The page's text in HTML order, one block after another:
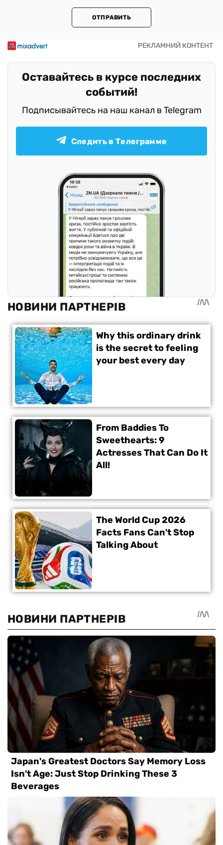
ОТПРАВИТЬ
Оставайтесь в курсе последних
событий!
Подписывайтесь на наш канал в Telegram
Следить в Телеграмме